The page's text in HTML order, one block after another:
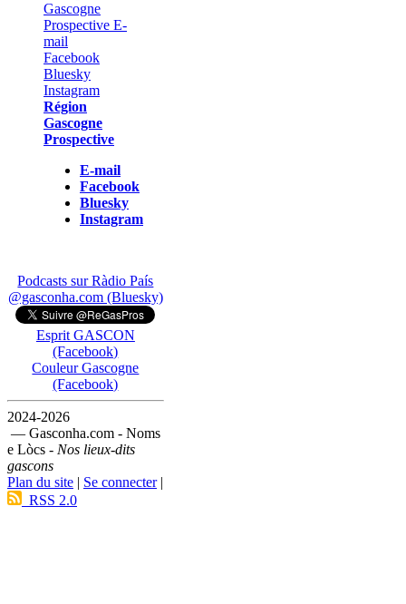
Région
Gascogne
Prospective
E-mail
Facebook
Bluesky
Instagram
Podcasts sur Ràdio País
@gasconha.com (Bluesky)
Esprit GASCON
(Facebook)
Couleur Gascogne
(Facebook)
2024-2026
— Gasconha.com - Noms
e Lòcs - Nos lieux-dits
gascons
Plan du site | Se connecter|
RSS 2.0